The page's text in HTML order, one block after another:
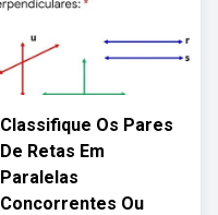
Classifique Os Pares
De Retas Em
Paralelas
Concorrentes Ou